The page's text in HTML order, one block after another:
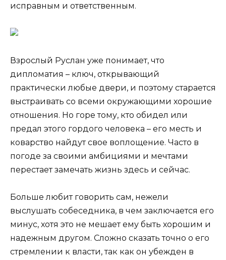
исправным и ответственным.
Взрослый Руслан уже понимает, что
дипломатия – ключ, открывающий
практически любые двери, и поэтому старается
выстраивать со всеми окружающими хорошие
отношения. Но горе тому, кто обидел или
предал этого гордого человека – его месть и
коварство найдут свое воплощение. Часто в
погоде за своими амбициями и мечтами
перестает замечать жизнь здесь и сейчас.
Больше любит говорить сам, нежели
выслушать собеседника, в чем заключается его
минус, хотя это не мешает ему быть хорошим и
надежным другом. Сложно сказать точно о его
стремлении к власти, так как он убежден в